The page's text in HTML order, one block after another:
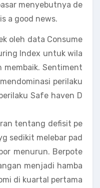
menyebutnya de
a good news.
oleh data Consume
Index untuk wila
membaik. Sentiment
perilaku
Safe haven D
tentang defisit pe
sedikit melebar pad
menurun. Berpote
menjadi hamba
di kuartal pertama